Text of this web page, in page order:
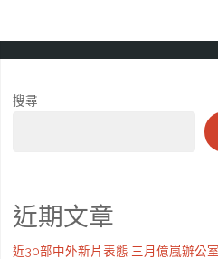
搜尋
近期文章
近30部中外新片表態 三月億嵐辦公